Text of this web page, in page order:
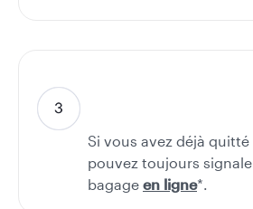
Si vous avez déjà
pouvez toujours
bagage en ligne*.